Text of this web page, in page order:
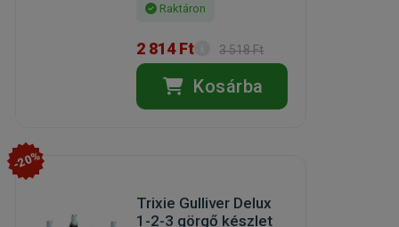
Raktáron
2 814 Ft 3 518 Ft
Kosárba
-20%
Trixie Gulliver Delux
1-2-3 görgő készlet